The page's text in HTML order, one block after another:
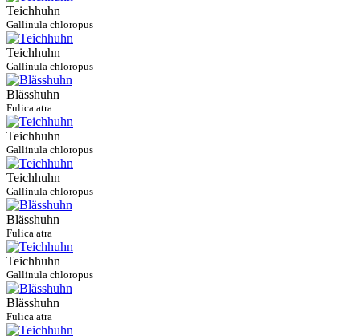
Teichhuhn
Gallinula chloropus
Teichhuhn
Gallinula chloropus
Blässhuhn
Fulica atra
Teichhuhn
Gallinula chloropus
Teichhuhn
Gallinula chloropus
Blässhuhn
Fulica atra
Teichhuhn
Gallinula chloropus
Blässhuhn
Fulica atra